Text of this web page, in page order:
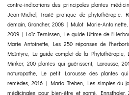
contre-indications des principales plantes
Jean-Michel, Traité pratique de phytothérapie.
demain, Grancher, 2008 | Mulot Marie-
2009 | Loïc Ternissen, Le guide Ultime de
Marie Antoinette, Les 250 réponses de
McIntyre, Le guide complet de la
Minker, 200 plantes qui guérissent, Larousse,
naturopathe, Le petit Larousse des plantes
remèdes, 2016 | Maria Treben, Les simples du
médicinales pour bien-être et santé,